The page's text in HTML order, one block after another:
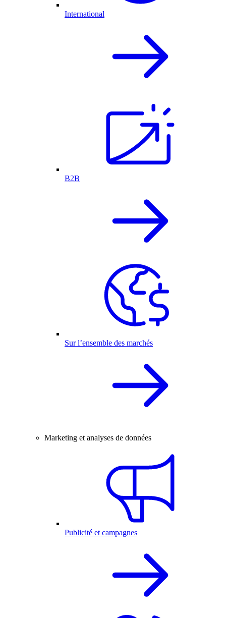
International
B2B
Sur l’ensemble des marchés
Marketing et analyses de données
Publicité et campagnes